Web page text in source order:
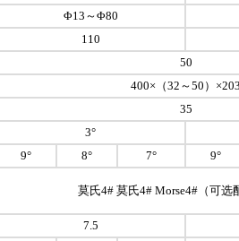
Φ13～Φ80
110
50
400×（32～50）×203
35
3°
9° 8° 7° 9°
莫氏4# 莫氏4# Morse4#（可选
7.5